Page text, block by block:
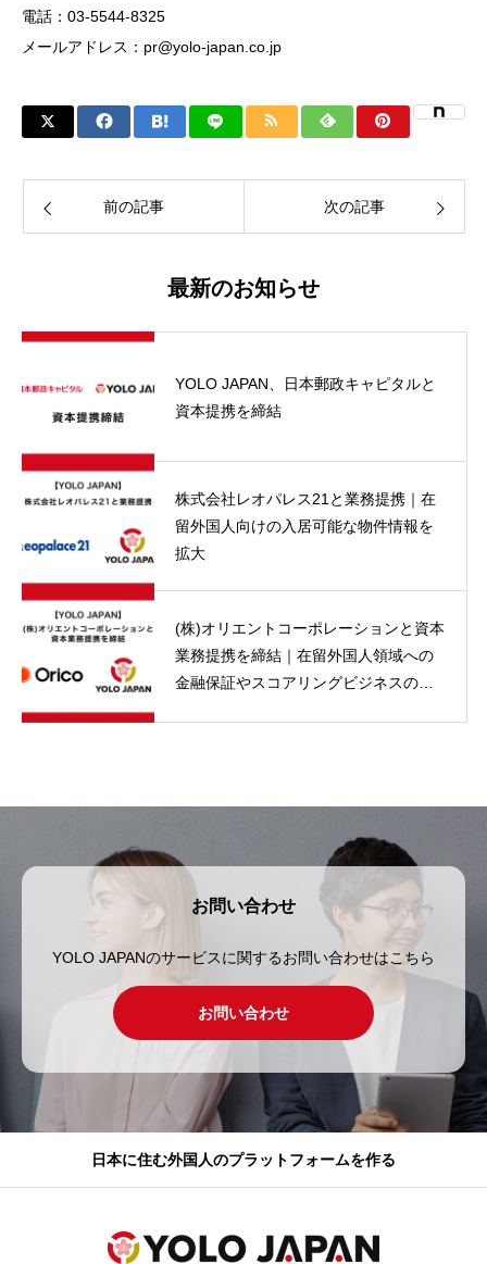
電話：03-5544-8325
メールアドレス：pr@yolo-japan.co.jp
前の記事 次の記事
最新のお知らせ
YOLO JAPAN、日本郵政キャピタルと
資本提携を締結
株式会社レオパレス21と業務提携｜在
留外国人向けの入居可能な物件情報を
拡大
(株)オリエントコーポレーションと資本
業務提携を締結｜在留外国人領域への
金融保証やスコアリングビジネスの提
お問い合わせ
YOLO JAPANのサービスに関するお問い合わせはこちら
お問い合わせ
日本に住む外国人のプラットフォームを作る